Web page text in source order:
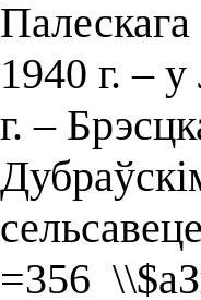
1940 г. –
г. –
=356